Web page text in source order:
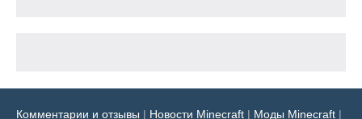
Комментарии и отзывы | Новости Minecraft | Моды Minecraft |